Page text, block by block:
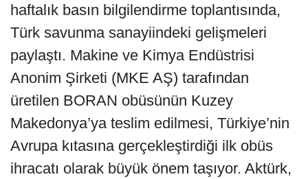
haftalık basın bilgilendirme toplantısında,
Türk savunma sanayiindeki gelişmeleri
paylaştı. Makine ve Kimya Endüstrisi
Anonim Şirketi (MKE AŞ) tarafından
üretilen BORAN obüsünün Kuzey
Makedonya’ya teslim edilmesi, Türkiye’nin
Avrupa kıtasına gerçekleştirdiği ilk obüs
ihracatı olarak büyük önem taşıyor. Aktürk,